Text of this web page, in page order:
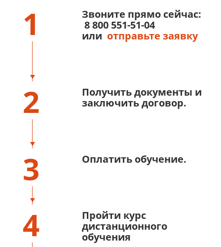
1
Звоните прямо сейчас:
8 800 551-51-04
или отправьте заявку
2
Получить документы и
заключить договор.
3 Оплатить обучение.
4
Пройти курс
дистанционного
обучения